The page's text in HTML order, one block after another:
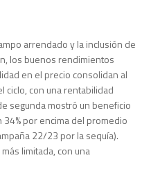
arrendado y la inclusión de
los buenos rendimientos
en el precio consolidan al
ciclo, con una rentabilidad
segunda mostró un beneficio
por encima del promedio
22/23 por la sequía).
limitada, con una